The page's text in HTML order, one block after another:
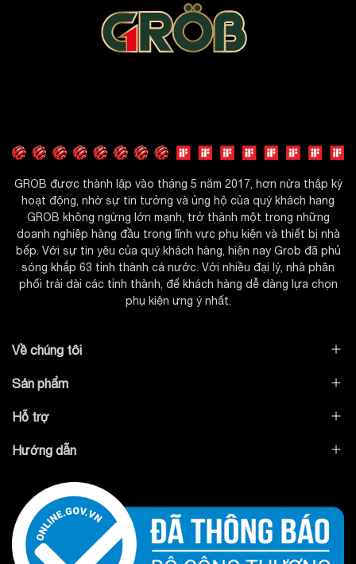
GROB được thành lập vào tháng 5 năm 2017, hơn nửa thập kỷ
hoạt động, nhờ sự tin tưởng và ủng hộ của quý khách hang
GROB không ngừng lớn mạnh, trở thành một trong những
doanh nghiệp hàng đầu trong lĩnh vực phụ kiện và thiết bị nhà
bếp. Với sự tin yêu của quý khách hàng, hiện nay Grob đã phủ
sóng khắp 63 tỉnh thành cả nước. Với nhiều đại lý, nhà phân
phối trải dài các tỉnh thành, để khách hàng dễ dàng lựa chọn
phụ kiện ưng ý nhất.
Về chúng tôi
Sản phẩm
Hỗ trợ
Hướng dẫn